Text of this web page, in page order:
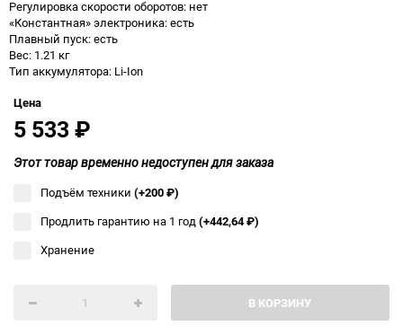
Регулировка скорости оборотов: нет
«Константная» электроника: есть
Плавный пуск: есть
Вес: 1.21 кг
Тип аккумулятора: Li-Ion
Цена
5 533 ₽
Этот товар временно недоступен для заказа
Подъём техники (+200₽)
Продлить гарантию на 1 год(+442,64₽)
Хранение
В КОРЗИНУ